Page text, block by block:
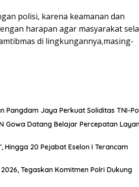
polisi, karena keamanan dan
harapan agar masyarakat
di lingkungannya,masing-
Pangdam Jaya Perkuat Soliditas TNI-
Gowa Datang Belajar Percepatan
Hingga 20 Pejabat Eselon I Terancam
Tegaskan Komitmen Polri Dukung